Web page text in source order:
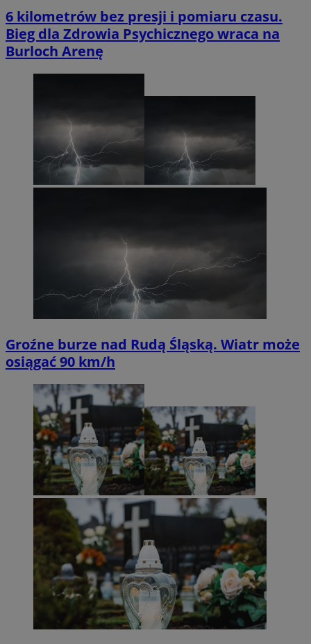
6 kilometrów bez presji i pomiaru czasu.
Bieg dla Zdrowia Psychicznego wraca na
Burloch Arenę
Groźne burze nad Rudą Śląską. Wiatr może
osiągać 90 km/h